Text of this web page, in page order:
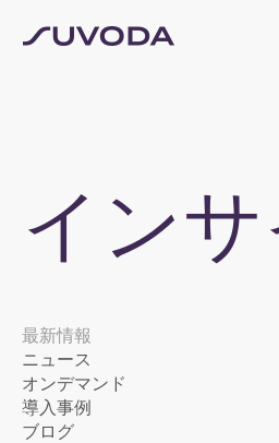
インサ
最新情報
ニュース
オンデマンド
導入事例
ブログ